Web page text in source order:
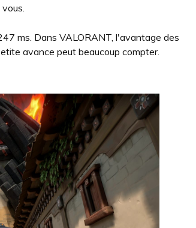
ms. Dans VALORANT, l'avantage des
avance peut beaucoup compter.